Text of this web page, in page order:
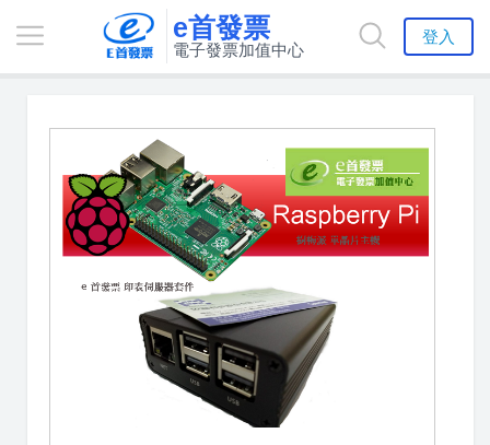
e首發票
電子發票加值中心
登入